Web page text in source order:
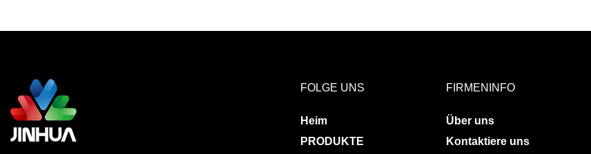
FOLGE UNS
Heim
PRODUKTE
FIRMENINFO
Über uns
Kontaktiere uns